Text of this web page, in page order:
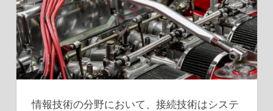
情報技術の分野において、接続技術はシステ